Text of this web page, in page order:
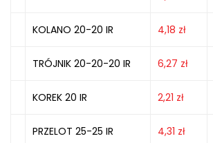
KOLANO 20-20 IR 4,18 zł
TRÓJNIK 20-20-20 IR 6,27 zł
KOREK 20 IR 2,21 zł
PRZELOT 25-25 IR 4,31 zł